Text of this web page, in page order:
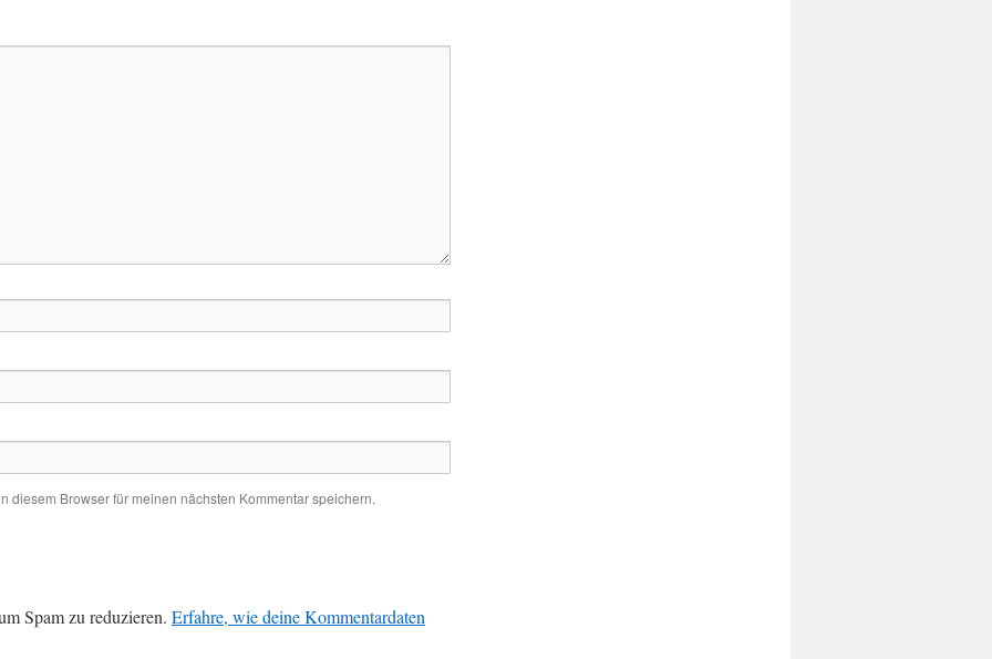
diesem Browser für meinen nächsten Kommentar speichern.
Spam zu reduzieren. Erfahre, wie deine Kommentardaten